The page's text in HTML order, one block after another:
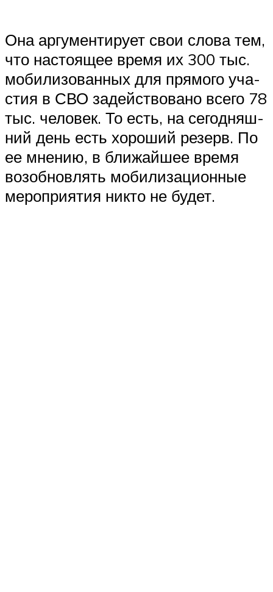
Она аргу­мен­ти­ру­ет свои сло­ва тем,
что насто­я­щее вре­мя их 300 тыс.
моби­ли­зо­ван­ных для пря­мо­го уча­
стия в СВО задей­ство­ва­но все­го 78
тыс. чело­век. То есть, на сего­дняш­
ний день есть хоро­ший резерв. По
ее мне­нию, в бли­жай­шее вре­мя
воз­об­нов­лять моби­ли­за­ци­он­ные
меро­при­я­тия никто не будет.